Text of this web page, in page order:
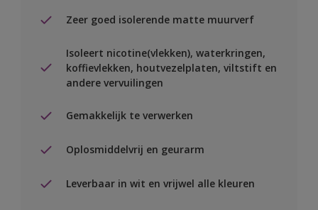
Zeer goed isolerende matte muurverf
Isoleert nicotine(vlekken), waterkringen,
koffievlekken, houtvezelplaten, viltstift en
andere vervuilingen
Gemakkelijk te verwerken
Oplosmiddelvrij en geurarm
Leverbaar in wit en vrijwel alle kleuren